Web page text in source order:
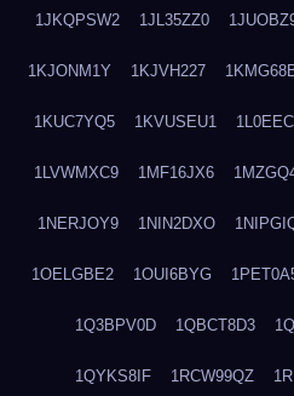
1JKQPSW2 1JL35ZZ0
1KJONM1Y 1KJVH227
1KUC7YQ5 1KVUSEU1
1LVWMXC9 1MF16JX6
1NERJOY9 1NIN2DXO
1OELGBE2 1OUI6BYG
1Q3BPV0D 1QBCT8D3
1QYKS8IF 1RCW99QZ